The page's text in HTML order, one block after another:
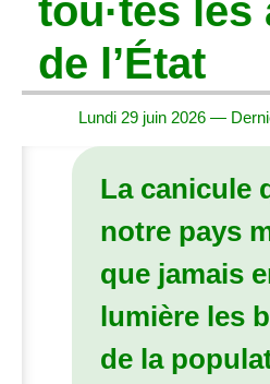
tou·tes les
de l’État
Lundi 29 juin 2026 —
La canicule
notre pays
que jamais
lumière les
de la